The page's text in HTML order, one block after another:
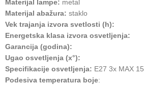
Materijal lampe: metal
Materijal abažura: staklo
Vek trajanja izvora svetlosti (h):
Energetska klasa izvora osvetljenja:
Garancija (godina):
Ugao osvetljenja (x°):
Specifikacije osvetljenja: E27 3x MAX 15
Podesiva temperatura boje: